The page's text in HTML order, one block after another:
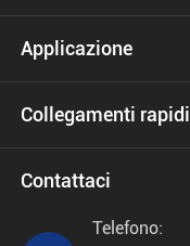
Applicazione
Collegamenti rapidi
Contattaci
Telefono: